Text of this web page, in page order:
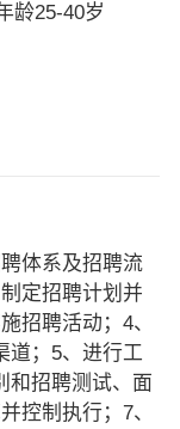
龄25-40岁
体系及招聘流
定招聘计划并
招聘活动；4、
道；5、进行工
和招聘测试、面
控制执行；7、